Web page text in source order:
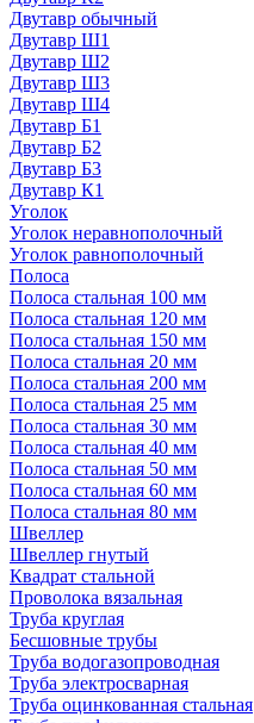
Двутавр обычный
Двутавр Ш1
Двутавр Ш2
Двутавр Ш3
Двутавр Ш4
Двутавр Б1
Двутавр Б2
Двутавр Б3
Двутавр К1
Уголок
Уголок неравнополочный
Уголок равнополочный
Полоса
Полоса стальная 100 мм
Полоса стальная 120 мм
Полоса стальная 150 мм
Полоса стальная 20 мм
Полоса стальная 200 мм
Полоса стальная 25 мм
Полоса стальная 30 мм
Полоса стальная 40 мм
Полоса стальная 50 мм
Полоса стальная 60 мм
Полоса стальная 80 мм
Швеллер
Швеллер гнутый
Квадрат стальной
Проволока вязальная
Труба круглая
Бесшовные трубы
Труба водогазопроводная
Труба электросварная
Труба оцинкованная стальная